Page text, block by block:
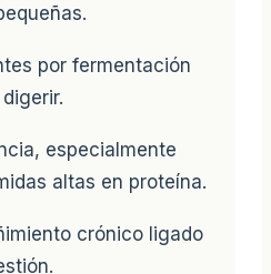
por fermentación
especialmente
altas en proteína.
crónico ligado